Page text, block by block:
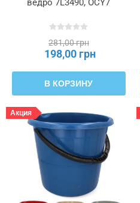
ведро 7L3490, OCY7
281,00 грн
198,00 грн
В КОРЗИНУ
Акция